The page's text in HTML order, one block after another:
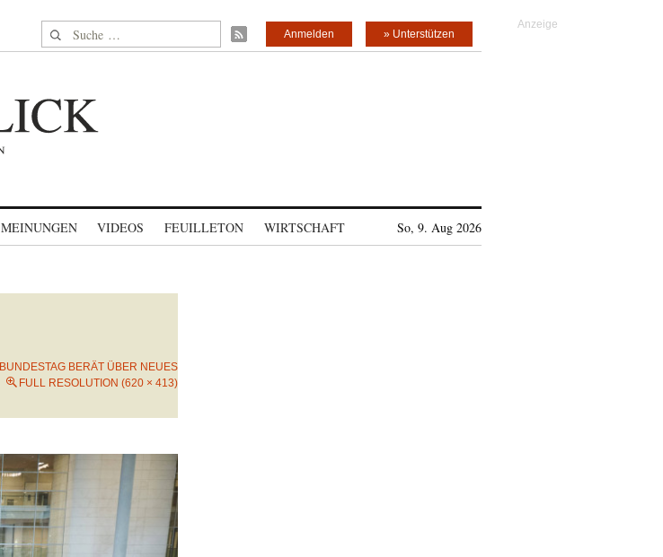
Suche nach: » Unterstützen
Anmelden
MEINUNGEN VIDEOS FEUILLETON WIRTSCHAFT So, 9. Aug 2026
BUNDESTAG BERÄT ÜBER NEUES
FULL RESOLUTION (620 × 413)